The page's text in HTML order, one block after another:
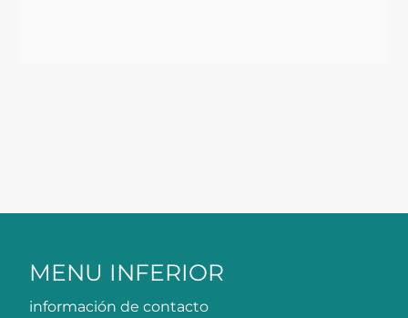
MENU INFERIOR
información de contacto